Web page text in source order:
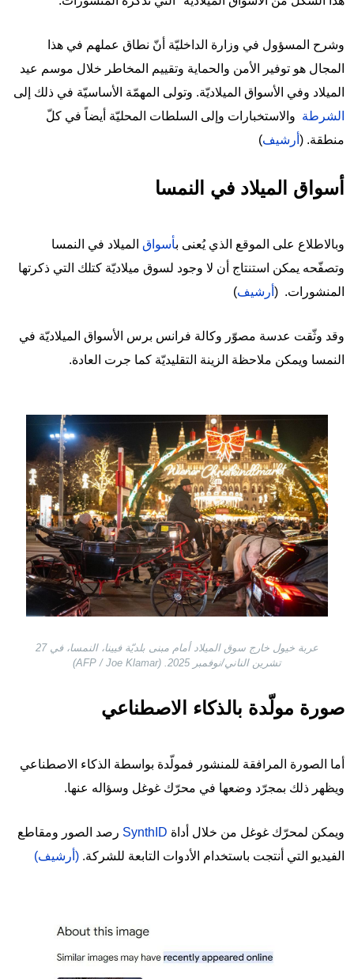
وشرح المسؤول في وزارة الداخليّة أنّ نطاق عملهم في هذا
المجال هو توفير الأمن والحماية وتقييم المخاطر خلال موسم عيد
الميلاد وفي الأسواق الميلاديّة. وتولى المهمّة الأساسيّة في ذلك إلى
الشرطة والاستخبارات وإلى السلطات المحليّة أيضاً في كلّ
منطقة. ( أرشيف)
أسواق الميلاد في النمسا
وبالاطلاع على الموقع الذي يُعنى بأسواق الميلاد في النمسا
وتصفّحه يمكن استنتاج أن لا وجود لسوق ميلاديّة كتلك التي ذكرتها
المنشورات. ( أرشيف)
وقد وثّقت عدسة مصوّر وكالة فرانس برس الأسواق الميلاديّة في
النمسا ويمكن ملاحظة الزينة التقليديّة كما جرت العادة.
عربة خيول خارج سوق الميلاد أمام مبنى بلديّة فيينا، النمسا، في 27
تشرين الناني/نوفمبر 2025. (AFP / Joe Klamar)
صورة مولّدة بالذكاء الاصطناعي
أما الصورة المرافقة للمنشور فمولّدة بواسطة الذكاء الاصطناعي
ويظهر ذلك بمجرّد وضعها في محرّك غوغل وسؤاله عنها.
ويمكن لمحرّك غوغل من خلال أداة SynthID رصد الصور ومقاطع
الفيديو التي أنتجت باستخدام الأدوات التابعة للشركة. (أرشيف)